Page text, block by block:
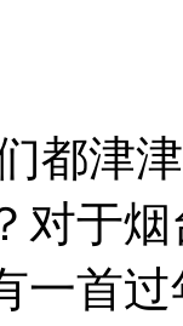
都津
对于
一首